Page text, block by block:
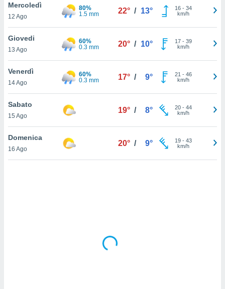
nella
cookie
in
Mercoledì
12 Ago
80%
1.5 mm
22° / 13° 16- 34
km/h
Giovedi
13 Ago
60%
0.3 mm
20° / 10° 17- 39
km/h
Venerdì
14 Ago
60%
0.3 mm
17° / 9° 21 - 46
km/h
Sabato
15 Ago
19° / 8° 20- 44
km/h
Domenica
16 Ago
20° / 9° 19- 43
km/h